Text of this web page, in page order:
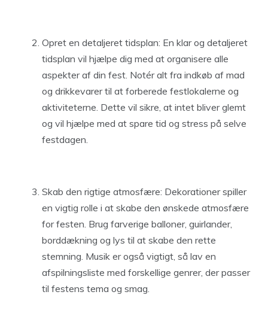
Opret en detaljeret tidsplan: En klar og detaljeret
tidsplan vil hjælpe dig med at organisere alle
aspekter af din fest. Notér alt fra indkøb af mad
og drikkevarer til at forberede festlokalerne og
aktiviteterne. Dette vil sikre, at intet bliver glemt
og vil hjælpe med at spare tid og stress på selve
festdagen.
Skab den rigtige atmosfære: Dekorationer spiller
en vigtig rolle i at skabe den ønskede atmosfære
for festen. Brug farverige balloner, guirlander,
borddækning og lys til at skabe den rette
stemning. Musik er også vigtigt, så lav en
afspilningsliste med forskellige genrer, der passer
til festens tema og smag.